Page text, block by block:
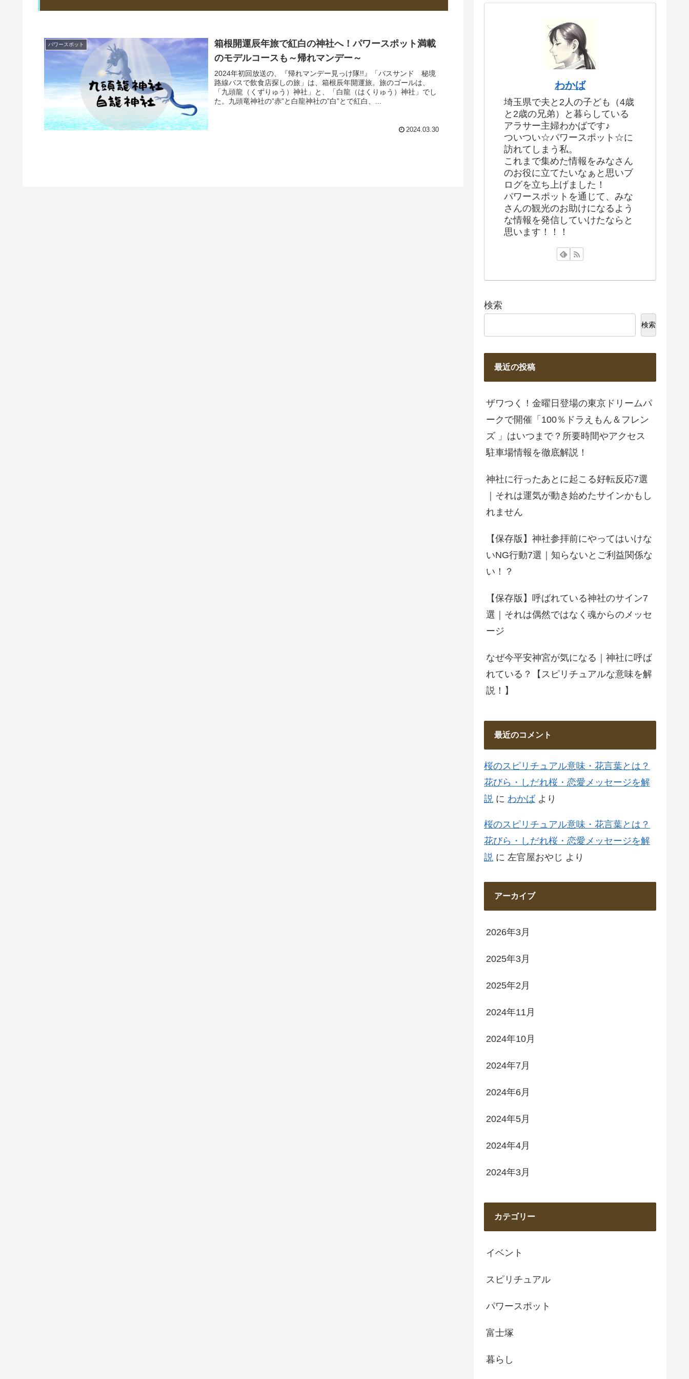
パワースポット
箱根開運辰年旅で紅白の神社へ！パワースポット満載
のモデルコースも～帰れマンデー～
2024年初回放送の、『帰れマンデー見っけ隊!!』「バスサンド 秘境
路線バスで飲食店探しの旅」は、箱根辰年開運旅。旅のゴールは、
「九頭龍（くずりゅう）神社」と、「白龍（はくりゅう）神社」でし
た。九頭竜神社の”赤”と白龍神社の”白”とで紅白、...
2024.03.30
わかば
埼玉県で夫と2人の子ども（4歳
と2歳の兄弟）と暮らしている
アラサー主婦わかばです♪
ついつい☆パワースポット☆に
訪れてしまう私。
これまで集めた情報をみなさん
のお役に立てたいなぁと思いブ
ログを立ち上げました！
パワースポットを通じて、みな
さんの観光のお助けになるよう
な情報を発信していけたならと
思います！！！
検索
検索
最近の投稿
ザワつく！金曜日登場の東京ドリームパ
ークで開催「100％ドラえもん＆フレン
ズ 」はいつまで？所要時間やアクセス
駐車場情報を徹底解説！
神社に行ったあとに起こる好転反応7選
｜それは運気が動き始めたサインかもし
れません
【保存版】神社参拝前にやってはいけな
いNG行動7選｜知らないとご利益関係な
い！？
【保存版】呼ばれている神社のサイン7
選｜それは偶然ではなく魂からのメッセ
ージ
なぜ今平安神宮が気になる｜神社に呼ば
れている？【スピリチュアルな意味を解
説！】
最近のコメント
桜のスピリチュアル意味・花言葉とは？
花びら・しだれ桜・恋愛メッセージを解
説 に わかばより
桜のスピリチュアル意味・花言葉とは？
花びら・しだれ桜・恋愛メッセージを解
説 に 左官屋おやじ より
アーカイブ
2026年3月
2025年3月
2025年2月
2024年11月
2024年10月
2024年7月
2024年6月
2024年5月
2024年4月
2024年3月
カテゴリー
イベント
スピリチュアル
パワースポット
富士塚
暮らし